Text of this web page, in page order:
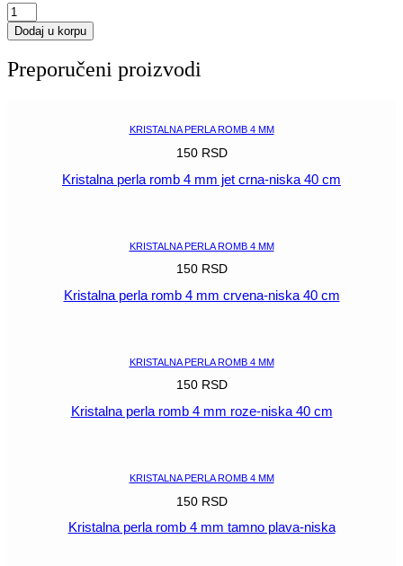
Kristalna
perla
romb
mm
Dodaj u korpu
Preporučeni proizvodi
KRISTALNA PERLA ROMB 4 MM
150 RSD
Kristalna perla romb 4 mm jet crna-niska 40 cm
KRISTALNA PERLA ROMB 4 MM
150 RSD
Kristalna perla romb 4 mm crvena-niska 40 cm
KRISTALNA PERLA ROMB 4 MM
150 RSD
Kristalna perla romb 4 mm roze-niska 40 cm
KRISTALNA PERLA ROMB 4 MM
150 RSD
Kristalna perla romb 4 mm tamno plava-niska